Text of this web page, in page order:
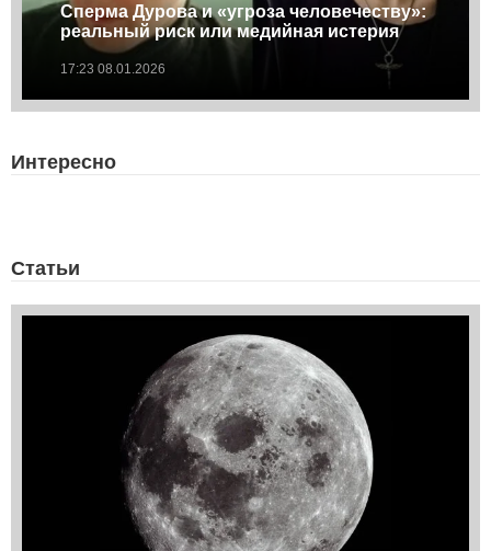
Сперма Дурова и «угроза человечеству»:
реальный риск или медийная истерия
17:23 08.01.2026
Интересно
Статьи